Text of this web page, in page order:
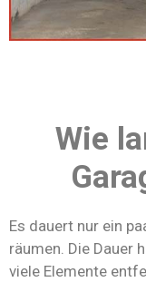
Wie
Es dauert nur ein
räumen. Die Dauer
viele Elemente